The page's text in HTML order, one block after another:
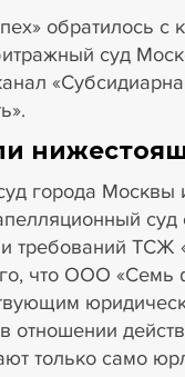
обратилось с
суд
города Москвы
суд
требований ТСЖ
что ООО «Семь
отношении
только само